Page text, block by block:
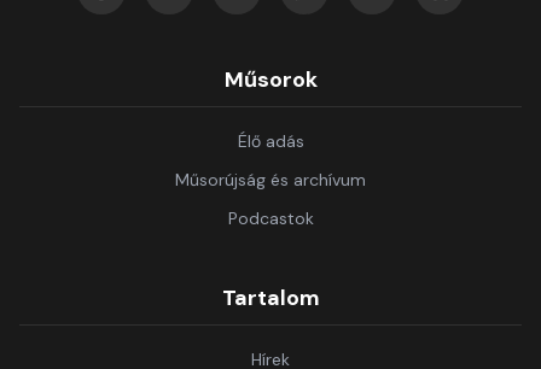
Műsorok
Élő adás
Műsorújság és archívum
Podcastok
Tartalom
Hírek